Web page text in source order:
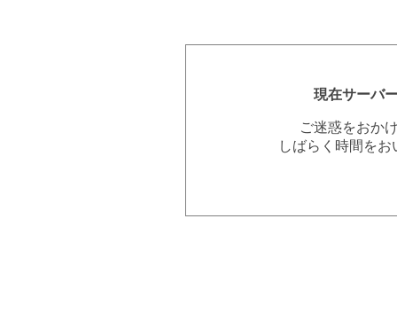
現在サーバ
ご迷惑をおか
しばらく時間を